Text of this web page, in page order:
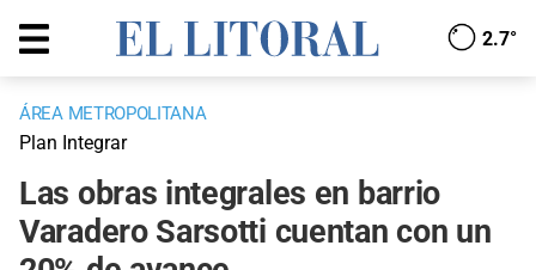
2.7°
ÁREA METROPOLITANA
Plan Integrar
Las obras integrales en barrio
Varadero Sarsotti cuentan con un